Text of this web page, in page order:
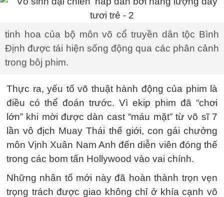
tinh hoa của bộ môn võ cổ truyền dân tộc Bình
Định được tái hiện sống động qua các phân cảnh
trong bôj phim.
Thực ra, yếu tố võ thuật hành động của phim là
điều có thể đoán trước. Vì ekip phim đã “chơi
lớn” khi mời được dàn cast “máu mặt” từ võ sĩ 7
lần vô địch Muay Thái thế giới, con gái chưởng
môn Vịnh Xuân Nam Anh đến diễn viên đóng thế
trong các bom tấn Hollywood vào vai chính.
Những nhân tố mới này đã hoàn thành trọn vẹn
trọng trách được giao không chỉ ở khía cạnh võ